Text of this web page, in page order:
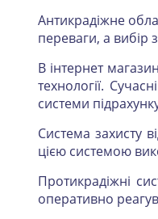
Антикрадіжне
переваги, а вибір
В інтернет
технології.
системи
Система захисту
цією системою
Протикрадіжні
оперативно